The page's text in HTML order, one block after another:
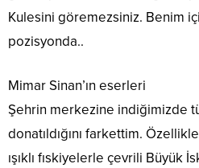
Kulesini göremezsiniz. Benim
pozisyonda..
Mimar Sinan’ın eserleri
Şehrin merkezine indiğimizde
donatıldığını farkettim.
ışıklı fıskiyelerle çevrili Büyük